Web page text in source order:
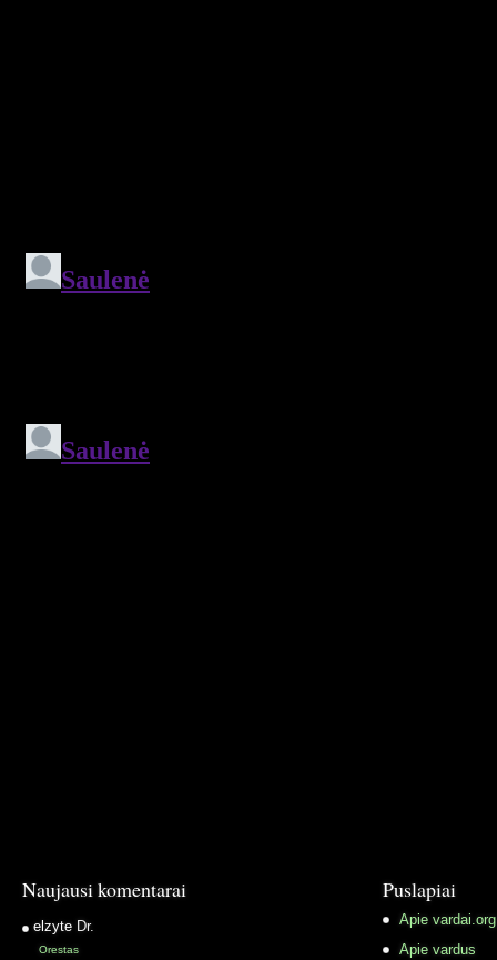
Naujausi komentarai
elzyte Dr.
Orestas
Puslapiai
Apie vardai.org
Apie vardus